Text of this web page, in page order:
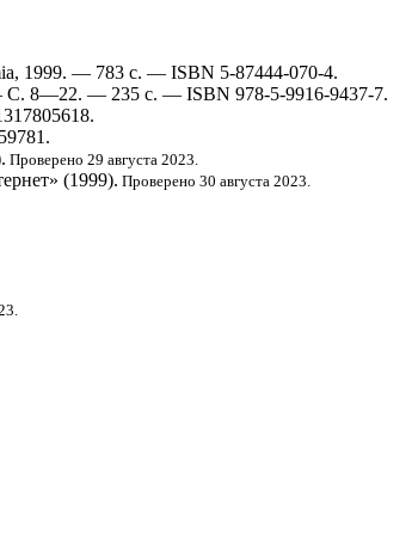
1999. — 783 с. — ISBN 5-87444-070-4.
8—22. — 235 с. — ISBN 978-5-9916-9437-7.
Проверено 29 августа 2023.
(1999). Проверено 30 августа 2023.